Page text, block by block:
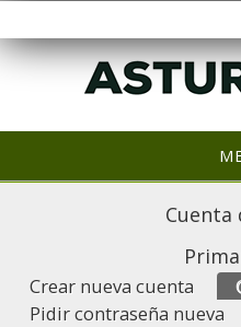
Cuenta
Crear nueva cuenta
Pidir contraseña nueva